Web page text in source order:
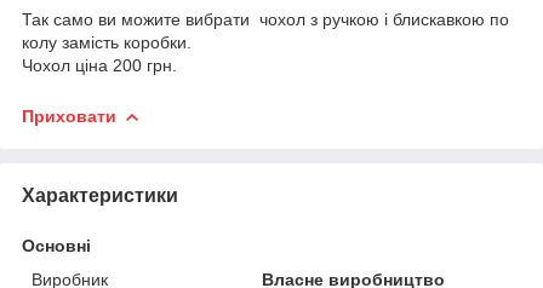
Так само ви можите вибрати чохол з ручкою і блискавкою по
колу замість коробки.
Чохол ціна 200 грн.
Приховати
Характеристики
Основні
Виробник
Власне виробництво